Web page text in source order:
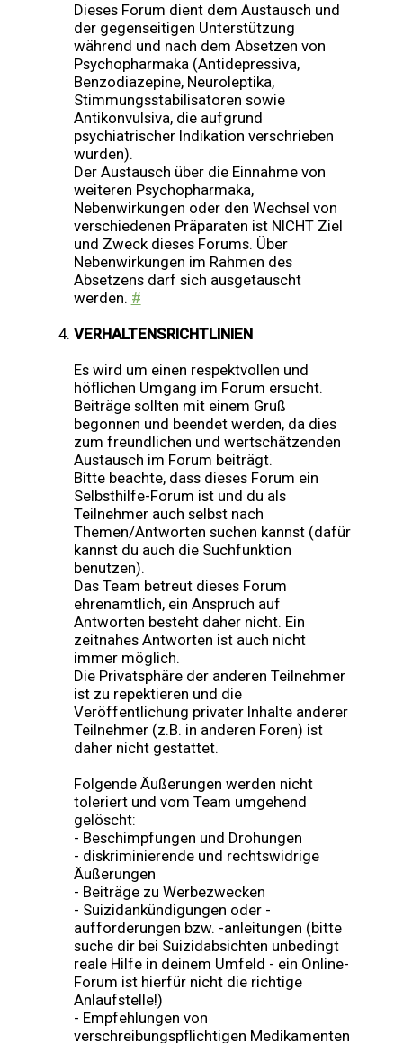
Dieses Forum dient dem Austausch und
der gegenseitigen Unterstützung
während und nach dem Absetzen von
Psychopharmaka (Antidepressiva,
Benzodiazepine, Neuroleptika,
Stimmungsstabilisatoren sowie
Antikonvulsiva, die aufgrund
psychiatrischer Indikation verschrieben
wurden).
Der Austausch über die Einnahme von
weiteren Psychopharmaka,
Nebenwirkungen oder den Wechsel von
verschiedenen Präparaten ist NICHT Ziel
und Zweck dieses Forums. Über
Nebenwirkungen im Rahmen des
Absetzens darf sich ausgetauscht
werden. #
VERHALTENSRICHTLINIEN
Es wird um einen respektvollen und
höflichen Umgang im Forum ersucht.
Beiträge sollten mit einem Gruß
begonnen und beendet werden, da dies
zum freundlichen und wertschätzenden
Austausch im Forum beiträgt.
Bitte beachte, dass dieses Forum ein
Selbsthilfe-Forum ist und du als
Teilnehmer auch selbst nach
Themen/Antworten suchen kannst (dafür
kannst du auch die Suchfunktion
benutzen).
Das Team betreut dieses Forum
ehrenamtlich, ein Anspruch auf
Antworten besteht daher nicht. Ein
zeitnahes Antworten ist auch nicht
immer möglich.
Die Privatsphäre der anderen Teilnehmer
ist zu repektieren und die
Veröffentlichung privater Inhalte anderer
Teilnehmer (z.B. in anderen Foren) ist
daher nicht gestattet.
Folgende Äußerungen werden nicht
toleriert und vom Team umgehend
gelöscht:
- Beschimpfungen und Drohungen
- diskriminierende und rechtswidrige
Äußerungen
- Beiträge zu Werbezwecken
- Suizidankündigungen oder -
aufforderungen bzw. -anleitungen (bitte
suche dir bei Suizidabsichten unbedingt
reale Hilfe in deinem Umfeld - ein Online-
Forum ist hierfür nicht die richtige
Anlaufstelle!)
- Empfehlungen von
verschreibungspflichtigen Medikamenten